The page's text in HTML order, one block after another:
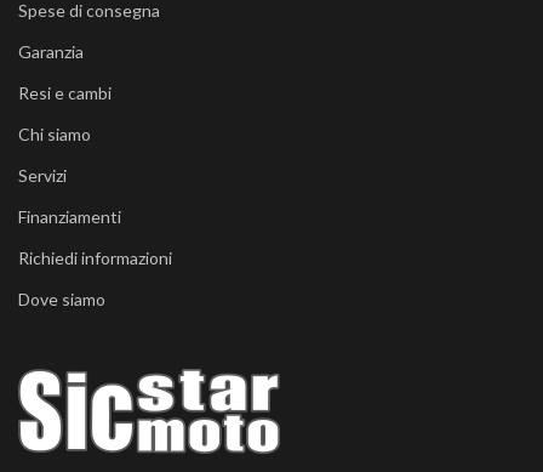
Spese di consegna
Garanzia
Resi e cambi
Chi siamo
Servizi
Finanziamenti
Richiedi informazioni
Dove siamo